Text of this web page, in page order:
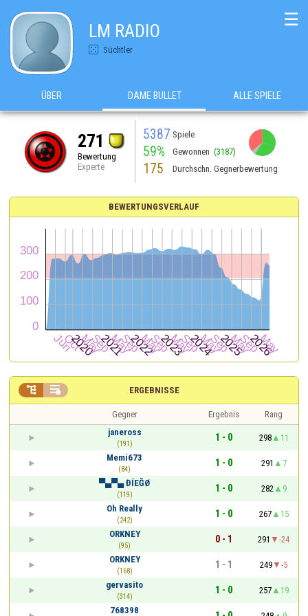
LM RADIO
Süchtler
☰
ÜBER DAME BULLET ALLE SPIELE
271
Bewertung
Experte
5387 Spiele
59% Gewonnen (3187)
175 Durchschn. Gegnerbewertung
BEWERTUNGSVERLAUF
ERGEBNISSE
 
Gegner Ergebnis
Rang
janeross
(191)
1 - 0 298
11
Memi673
(84)
1 - 0 291
7
▀▄▀▄ ĐÍEĞØ
(119)
1 - 0 282
9
Oh Really
(242)
1 - 0 267
15
ORKNEY
(95)
0 - 1 291
-24
ORKNEY
(168)
1 - 1 249
-5
gervasito
(314)
1 - 0 257
19
768398